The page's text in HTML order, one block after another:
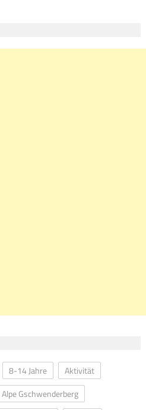
8-14 Jahre
Aktivität
Alpe Gschwenderberg